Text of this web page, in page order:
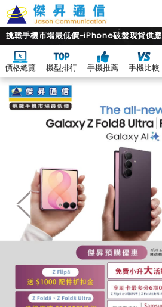
挑戰手機市場最低價~iPhone破盤現貨供應
價格總覽 機型排行 手機推薦 手機比較